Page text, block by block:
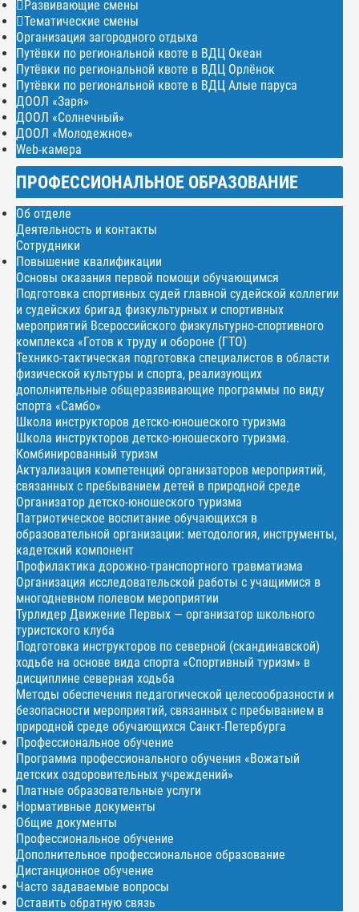
Развивающие смены
Тематические смены
Организация загородного отдыха
Путёвки по региональной квоте в ВДЦ Океан
Путёвки по региональной квоте в ВДЦ Орлёнок
Путёвки по региональной квоте в ВДЦ Алые паруса
ДООЛ «Заря»
ДООЛ «Солнечный»
ДООЛ «Молодежное»
Web-камера
ПРОФЕССИОНАЛЬНОЕ ОБРАЗОВАНИЕ
Об отделе
Деятельность и контакты
Сотрудники
Повышение квалификации
Основы оказания первой помощи обучающимся
Подготовка спортивных судей главной судейской коллегии
и судейских бригад физкультурных и спортивных
мероприятий Всероссийского физкультурно-спортивного
комплекса «Готов к труду и обороне (ГТО)
Технико-тактическая подготовка специалистов в области
физической культуры и спорта, реализующих
дополнительные общеразвивающие программы по виду
спорта «Самбо»
Школа инструкторов детско-юношеского туризма
Школа инструкторов детско-юношеского туризма.
Комбинированный туризм
Актуализация компетенций организаторов мероприятий,
связанных с пребыванием детей в природной среде
Организатор детско-юношеского туризма
Патриотическое воспитание обучающихся в
образовательной организации: методология, инструменты,
кадетский компонент
Профилактика дорожно-транспортного травматизма
Организация исследовательской работы с учащимися в
многодневном полевом мероприятии
Турлидер Движение Первых — организатор школьного
туристского клуба
Подготовка инструкторов по северной (скандинавской)
ходьбе на основе вида спорта «Спортивный туризм» в
дисциплине северная ходьба
Методы обеспечения педагогической целесообразности и
безопасности мероприятий, связанных с пребыванием в
природной среде обучающихся Санкт-Петербурга
Профессиональное обучение
Программа профессионального обучения «Вожатый
детских оздоровительных учреждений»
Платные образовательные услуги
Нормативные документы
Общие документы
Профессиональное обучение
Дополнительное профессиональное образование
Дистанционное обучение
Часто задаваемые вопросы
Оставить обратную связь